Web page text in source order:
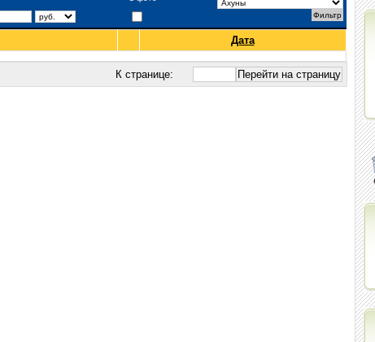
Дата
К странице: